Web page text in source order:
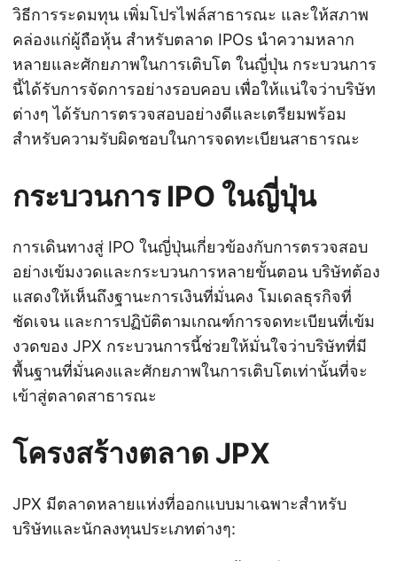
วิธีการระดมทุน เพิ่มโปรไฟล์สาธารณะ และให้สภาพ
คล่องแก่ผู้ถือหุ้น สำหรับตลาด IPOs นำความหลาก
หลายและศักยภาพในการเติบโต ในญี่ปุ่น กระบวนการ
นี้ได้รับการจัดการอย่างรอบคอบ เพื่อให้แน่ใจว่าบริษัท
ต่างๆ ได้รับการตรวจสอบอย่างดีและเตรียมพร้อม
สำหรับความรับผิดชอบในการจดทะเบียนสาธารณะ
กระบวนการ IPO ในญี่ปุ่น
การเดินทางสู่ IPO ในญี่ปุ่นเกี่ยวข้องกับการตรวจสอบ
อย่างเข้มงวดและกระบวนการหลายขั้นตอน บริษัทต้อง
แสดงให้เห็นถึงฐานะการเงินที่มั่นคง โมเดลธุรกิจที่
ชัดเจน และการปฏิบัติตามเกณฑ์การจดทะเบียนที่เข้ม
งวดของ JPX กระบวนการนี้ช่วยให้มั่นใจว่าบริษัทที่มี
พื้นฐานที่มั่นคงและศักยภาพในการเติบโตเท่านั้นที่จะ
เข้าสู่ตลาดสาธารณะ
โครงสร้างตลาด JPX
JPX มีตลาดหลายแห่งที่ออกแบบมาเฉพาะสำหรับ
บริษัทและนักลงทุนประเภทต่างๆ: